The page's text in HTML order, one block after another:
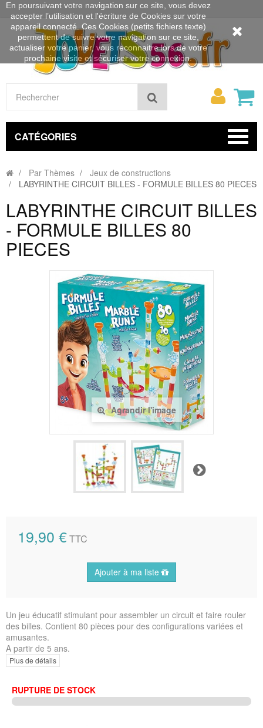
Rechercher
Mon
CATÉGORIES
Par Thèmes
Jeux de constructions
LABYRINTHE CIRCUIT BILLES - FORMULE BILLES 80 PIECES
LABYRINTHE CIRCUIT BILLES
- FORMULE BILLES 80
PIECES
Agrandir l'image
Suivant
19,90 €TTC
Ajouter à ma liste
Un jeu éducatif stimulant pour assembler un circuit et faire rouler
des billes. Contient 80 pièces pour des configurations variées et
amusantes.
A partir de 5 ans.
Plus de détails
RUPTURE DE STOCK
En poursuivant votre navigation sur ce site, vous devez
accepter l’utilisation et l'écriture de Cookies sur votre
appareil connecté. Ces Cookies (petits fichiers texte)
permettent de suivre votre navigation sur ce site,
actualiser votre panier, vous reconnaitre lors de votre
prochaine visite et sécuriser votre connexion.